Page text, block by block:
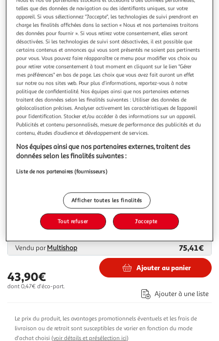
précédentesuivante
Livraison offerte
PAWHUT
Arbre à chats multi-équipements griffoirs grattoirs
plateformes niche jeu boule suspendue ø 48 x 104h
cm gris
Instrument de jeu idéal pour les chats, cet arbre à chats
multi-équipements doté de nombreuses plateformes,
griffoirs, grattoirs, d'une niche et d'un jeu de boule
suspendue permettra à votre animal de jouer, se reposer et
de s'épanouir pleinement !Caractéristiques : - Arbre à chats
design coloris gr
En savoir +
Vendu parAosom
Livraison dès 2/3 jours
Retrait offert dès 35€
Plus d'options
Livraison dès 1/2 semaines
4,99€
Plus d'options
Vendu parMultishop 75,41€
43,90€
dont 0,47€ d'éco-part.
Ajouter au panier
Ajouter à une liste
Le prix du produit, les avantages promotionnels éventuels et les frais de
livraison ou de retrait sont susceptibles de varier en fonction du mode
d'achat choisi (voir détails et présélection ici)
telles que des données de navigation ou des identifiants uniques, sur votre
appareil. Si vous sélectionnez "J'accepte", les technologies de suivi prendront en
charge les finalités affichées dans la section « Nous et nos partenaires traitons
des données pour fournir ». Si vous retirez votre consentement, elles seront
désactivées. Si les technologies de suivi sont désactivées, il est possible que
certains contenus et annonces qui vous sont présentés ne soient pas pertinents
pour vous. Vous pouvez faire réapparaître ce menu pour modifier vos choix ou
pour retirer votre consentement à tout moment en cliquant sur le lien "Gérer
mes préférences" en bas de page. Les choix que vous avez fait auront un effet
sur notre ou nos sites web. Pour plus d’informations, reportez-vous à notre
politique de confidentialité. Nos équipes ainsi que nos partenaires externes
traitent des données selon les finalités suivantes : Utiliser des données de
géolocalisation précises. Analyser activement les caractéristiques de l’appareil
pour l’identification. Stocker et/ou accéder à des informations sur un appareil.
Publicités et contenu personnalisés, mesure de performance des publicités et du
contenu, études d’audience et développement de services.
Nos équipes ainsi que nos partenaires externes, traitent des
données selon les finalités suivantes :
Liste de nos partenaires (fournisseurs)
Afficher toutes les finalités
Tout refuser J'accepte